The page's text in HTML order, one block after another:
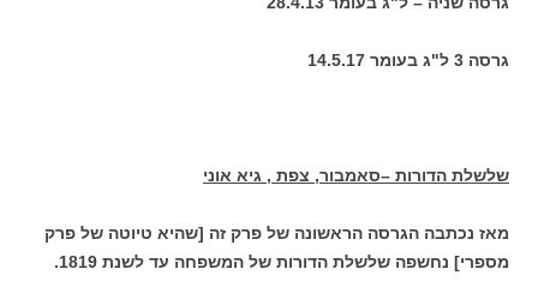
גרסה 3 ל"ג בעומר 14.5.17
שלשלת הדורות –סאמבור, צפת , גיא אוני
מאז נכתבה הגרסה הראשונה של פרק זה [שהיא טיוטה של פרק
מספרי] נחשפה שלשלת הדורות של המשפחה עד לשנת 1819.